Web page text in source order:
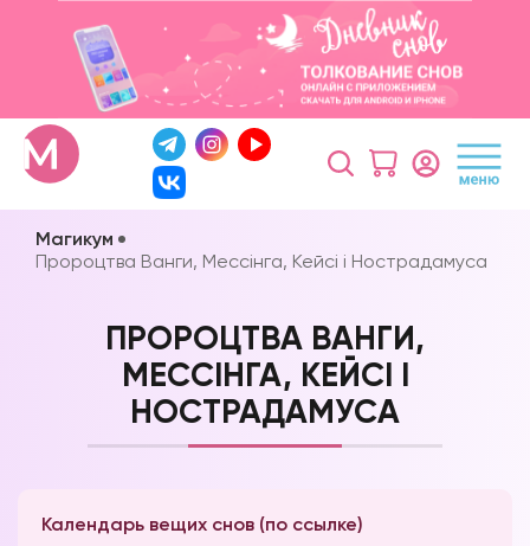
Магикум
Пророцтва Ванги, Мессінга, Кейсі і Нострадамуса
ПРОРОЦТВА ВАНГИ,
МЕССІНГА, КЕЙСІ І
НОСТРАДАМУСА
Календарь вещих снов (по ссылке)